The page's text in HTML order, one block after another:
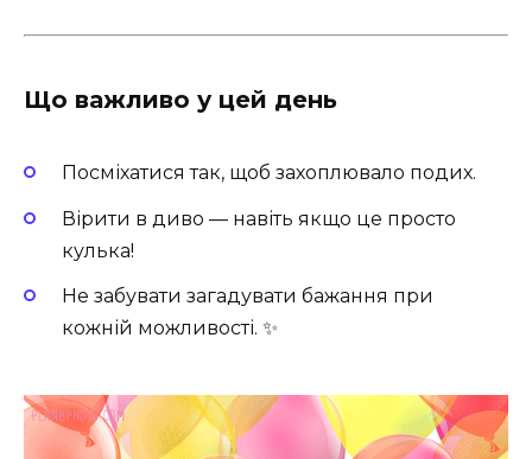
Що важливо у цей день
Посміхатися так, щоб захоплювало подих.
Вірити в диво — навіть якщо це просто
кулька!
Не забувати загадувати бажання при
кожній можливості. ✨